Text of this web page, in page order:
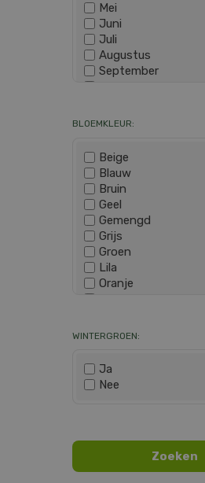
Mei
Juni
Juli
Augustus
September
December
BLOEMKLEUR:
Beige
Blauw
Bruin
Geel
Gemengd
Grijs
Groen
Lila
Oranje
Roze
Zwart
WINTERGROEN:
Ja
Nee